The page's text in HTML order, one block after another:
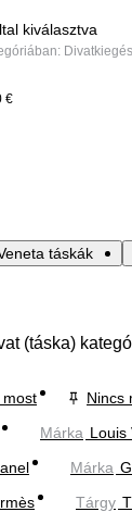
kiválasztva
€
táskák
(táska)
most
Nincs
Márka Louis
Márka
Tárgy